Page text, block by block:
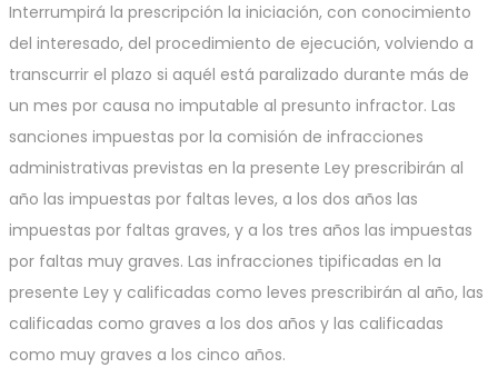
Interrumpirá la prescripción la iniciación, con conocimiento
del interesado, del procedimiento de ejecución, volviendo a
transcurrir el plazo si aquél está paralizado durante más de
un mes por causa no imputable al presunto infractor. Las
sanciones impuestas por la comisión de infracciones
administrativas previstas en la presente Ley prescribirán al
año las impuestas por faltas leves, a los dos años las
impuestas por faltas graves, y a los tres años las impuestas
por faltas muy graves. Las infracciones tipificadas en la
presente Ley y calificadas como leves prescribirán al año, las
calificadas como graves a los dos años y las calificadas
como muy graves a los cinco años.